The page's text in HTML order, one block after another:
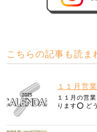
こちらの記事も読ま
１１月営
１１月の営
ります⭕️ ど